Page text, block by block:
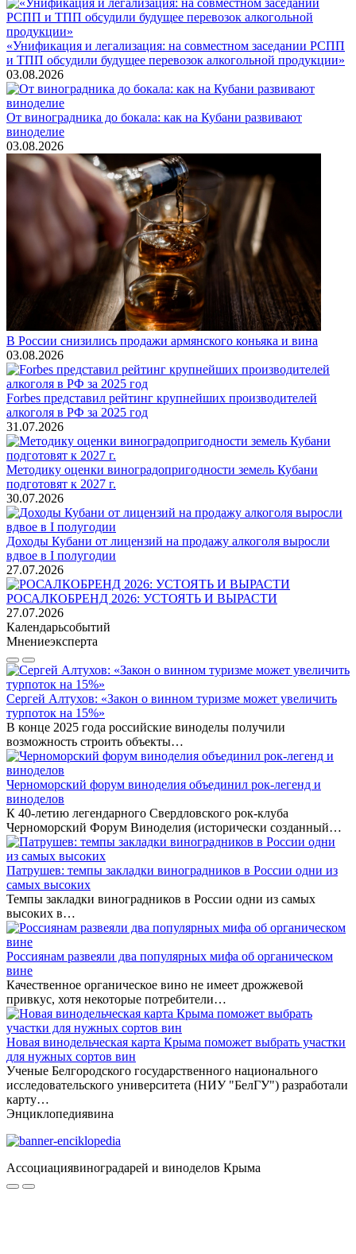
«Унификация и легализация: на совместном заседании РСПП
и ТПП обсудили будущее перевозок алкогольной продукции»
03.08.2026
От виноградника до бокала: как на Кубани развивают
виноделие
03.08.2026
В России снизились продажи армянского коньяка и вина
03.08.2026
Forbes представил рейтинг крупнейших производителей
алкоголя в РФ за 2025 год
31.07.2026
Методику оценки виноградопригодности земель Кубани
подготовят к 2027 г.
30.07.2026
Доходы Кубани от лицензий на продажу алкоголя выросли
вдвое в I полугодии
27.07.2026
РОСАЛКОБРЕНД 2026: УСТОЯТЬ И ВЫРАСТИ
27.07.2026
Календарьсобытий
Мнениеэксперта
Сергей Алтухов: «Закон о винном туризме может увеличить
турпоток на 15%»
В конце 2025 года российские виноделы получили
возможность строить объекты…
Черноморский форум виноделия объединил рок-легенд и
виноделов
К 40-летию легендарного Свердловского рок-клуба
Черноморский Форум Виноделия (исторически созданный…
Патрушев: темпы закладки виноградников в России одни из
самых высоких
Темпы закладки виноградников в России одни из самых
высоких в…
Россиянам развеяли два популярных мифа об органическом
вине
Качественное органическое вино не имеет дрожжевой
привкус, хотя некоторые потребители…
Новая винодельческая карта Крыма поможет выбрать участки
для нужных сортов вин
Ученые Белгородского государственного национального
исследовательского университета (НИУ "БелГУ") разработали
карту…
Энциклопедиявина
Ассоциациявиноградарей и виноделов Крыма